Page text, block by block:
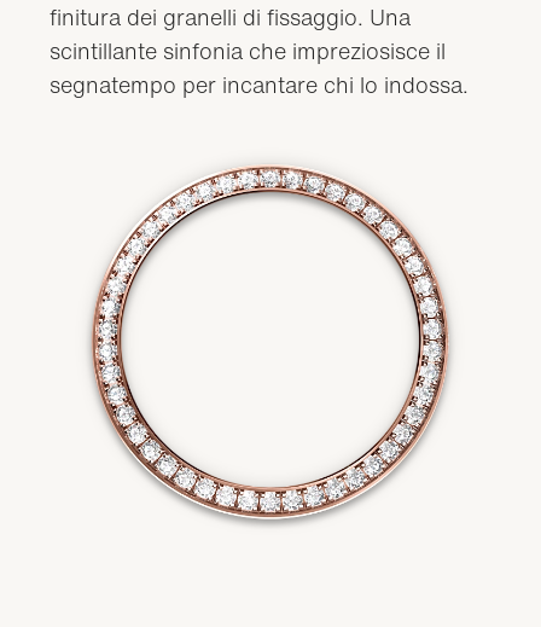
finitura dei granelli di fissaggio. Una
scintillante sinfonia che impreziosisce il
segnatempo per incantare chi lo indossa.